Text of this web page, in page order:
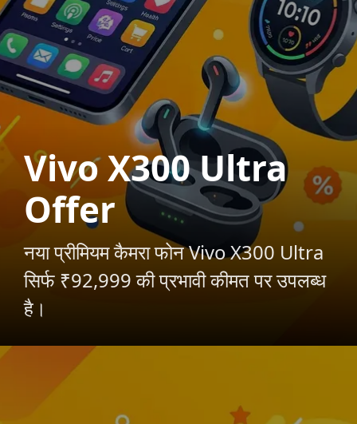
Vivo X300 Ultra
Offer
नया प्रीमियम कैमरा फोन Vivo X300 Ultra
सिर्फ ₹92,999 की प्रभावी कीमत पर उपलब्ध
है।